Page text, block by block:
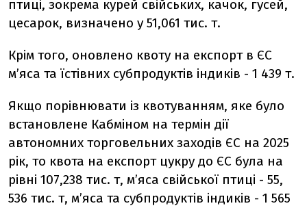
птиці, зокрема курей свійських, качок, гусей,
цесарок, визначено у 51,061 тис. т.
Крім того, оновлено квоту на експорт в ЄС
м’яса та їстівних субпродуктів індиків - 1 439 т.
Якщо порівнювати із квотуванням, яке було
встановлене Кабміном на термін дії
автономних торговельних заходів ЄС на 2025
рік, то квота на експорт цукру до ЄС була на
рівні 107,238 тис. т, м’яса свійської птиці - 55,
536 тис. т, м’яса та субпродуктів індиків - 1 565